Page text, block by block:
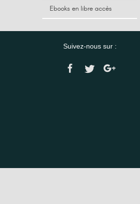
Ebooks en libre accès
Suivez-nous sur :